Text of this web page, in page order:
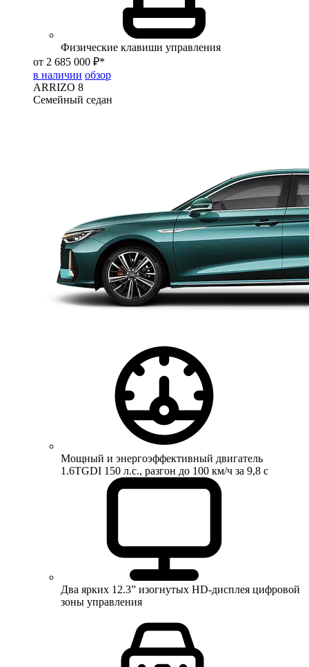
Физические клавиши управления
от 2 685 000 ₽*
в наличии обзор
ARRIZO 8
Семейный седан
Мощный и энергоэффективный двигатель
1.6TGDI 150 л.с., разгон до 100 км/ч за 9,8 с
Два ярких 12.3” изогнутых HD-дисплея цифровой
зоны управления